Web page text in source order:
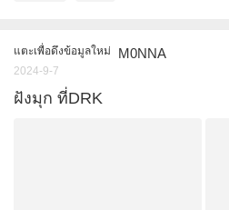
แตะเพื่อดึงข้อมูลใหม่ M0NNA
2024-9-7
ฝังมุก ที่DRK